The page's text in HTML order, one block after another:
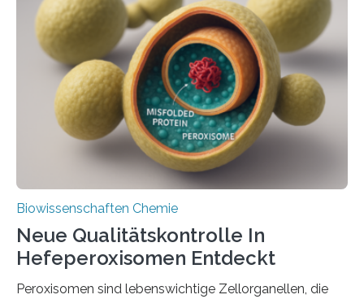
Biowissenschaften Chemie
Neue Qualitätskontrolle In
Hefeperoxisomen Entdeckt
Peroxisomen sind lebenswichtige Zellorganellen, die